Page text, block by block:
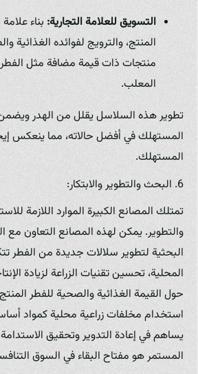
التسويق للعلامة التجارية:بناء علامة
المنتج، والترويج لفوائده الغذائية
منتجات ذات قيمة مضافة مثل
المعلب.
تطوير هذه السلاسل يقلل من الهدر
المستهلك في أفضل حالاته، مما ينعكس
المستهلك.
6. البحث والتطوير والابتكار:
تمتلك المصانع الكبيرة الموارد اللازمة
والتطوير. يمكن لهذه المصانع التعاون مع
البحثية لتطوير سلالات جديدة من الفطر
المحلية، تحسين تقنيات الزراعة لزيادة
حول القيمة الغذائية والصحية للفطر
استخدام مخلفات زراعية محلية كمواد
يساهم في إعادة التدوير وتحقيق الاستدامة
المستمر هو مفتاح البقاء في السوق